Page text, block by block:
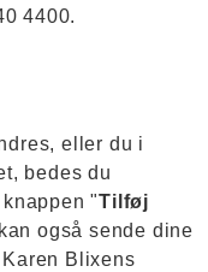
4400.
eller du i
bedes du
"Tilføj
også sende dine
Blixens